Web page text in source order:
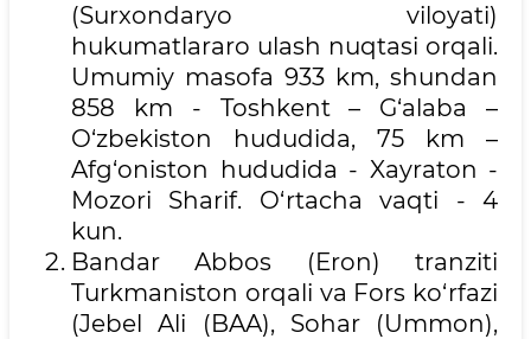
(Surxondaryo viloyati)
hukumatlararo ulash nuqtasi orqali.
Umumiy masofa 933 km, shundan
858 km - Toshkent – G‘alaba –
O‘zbekiston hududida, 75 km –
Afg‘oniston hududida - Xayraton -
Mozori Sharif. O‘rtacha vaqti - 4
kun.
Bandar Abbos (Eron) tranziti
Turkmaniston orqali va Fors ko‘rfazi
(Jebel Ali (BAA), Sohar (Ummon),